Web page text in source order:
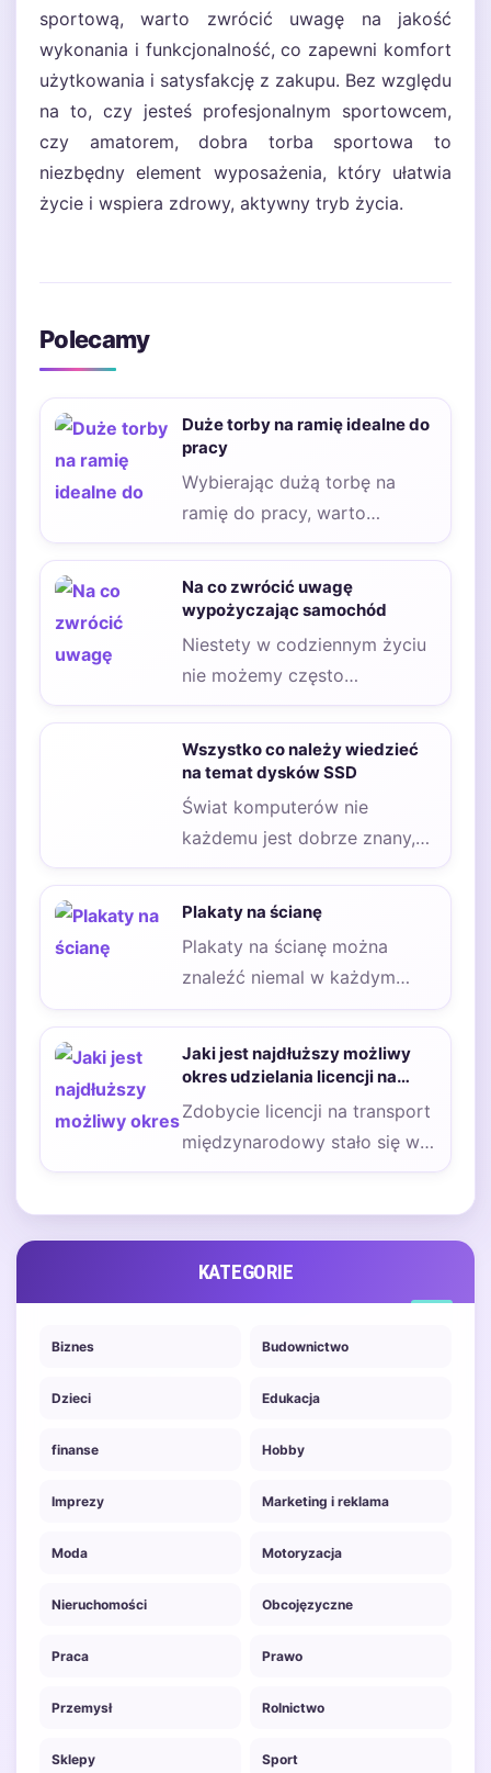
sportową, warto zwrócić uwagę na jakość
wykonania i funkcjonalność, co zapewni komfort
użytkowania i satysfakcję z zakupu. Bez względu
na to, czy jesteś profesjonalnym sportowcem,
czy amatorem, dobra torba sportowa to
niezbędny element wyposażenia, który ułatwia
życie i wspiera zdrowy, aktywny tryb życia.
Polecamy
Duże torby na ramię idealne do
pracy
Wybierając dużą torbę na
ramię do pracy, warto
zwrócić uwagę na kilka
kluczowych cech, które…
Na co zwrócić uwagę
wypożyczając samochód
Niestety w codziennym życiu
nie możemy często
przewidzieć wielu sytuacji.
Nagła kolizja, czy awaria
samochodu,…
Wszystko co należy wiedzieć
na temat dysków SSD
Świat komputerów nie
każdemu jest dobrze znany,
ale bez nich nie wyobrażamy
sobie dziś tak…
Plakaty na ścianę
Plakaty na ścianę można
znaleźć niemal w każdym
pomieszczeniu, ponieważ nie
Jaki jest najdłuższy możliwy
okres udzielania licencji na
międzynarodowy transport
drogowy?
Zdobycie licencji na transport
międzynarodowy stało się w
obecnych czasach bardzo
KATEGORIE
Biznes Budownictwo
Dzieci Edukacja
finanse Hobby
Imprezy Marketing i reklama
Moda Motoryzacja
Nieruchomości Obcojęzyczne
Praca Prawo
Przemysł Rolnictwo
Sklepy Sport